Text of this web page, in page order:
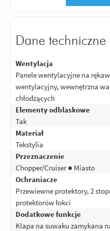
Dane techniczne
Wentylacja
Panele wentylacyjne na
wentylacyjny, wewnętrzna
chłodzących
Elementy odblaskowe
Tak
Materiał
Tekstylia
Przeznaczenie
Chopper/Cruiser ● Miasto
Ochraniacze
Przewiewne protektory, 2
protektorów łokci
Dodatkowe funkcje
Klapa na suwaku zamykana